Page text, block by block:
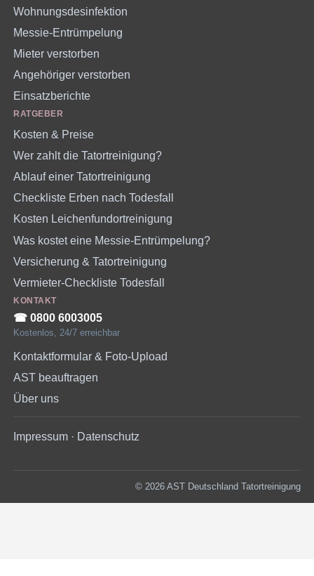
Wohnungsdesinfektion
Messie-Entrümpelung
Mieter verstorben
Angehöriger verstorben
Einsatzberichte
RATGEBER
Kosten & Preise
Wer zahlt die Tatortreinigung?
Ablauf einer Tatortreinigung
Checkliste Erben nach Todesfall
Kosten Leichenfundortreinigung
Was kostet eine Messie-Entrümpelung?
Versicherung & Tatortreinigung
Vermieter-Checkliste Todesfall
KONTAKT
☎︎ 0800 6003005
Kostenlos, 24/7 erreichbar
Kontaktformular & Foto-Upload
AST beauftragen
Über uns
Impressum · Datenschutz
© 2026 AST Deutschland Tatortreinigung